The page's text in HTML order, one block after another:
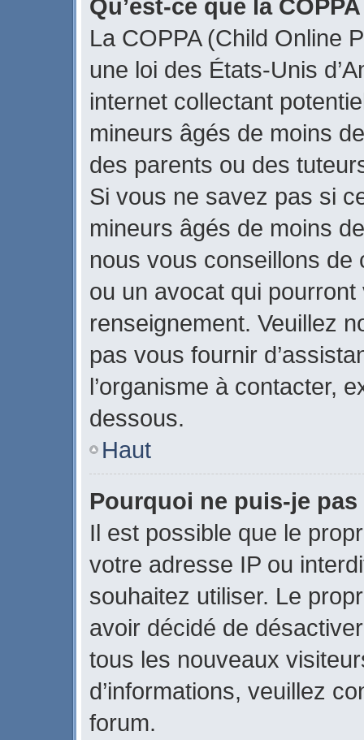
Qu’est-ce que la
La COPPA (Child Online
une loi des États-Unis
internet collectant
mineurs âgés de moins
des parents ou des
Si vous ne savez pas si
mineurs âgés de moins
nous vous conseillons de
ou un avocat qui
renseignement. Veuillez
pas vous fournir
l’organisme à contacter,
dessous.
Haut
Pourquoi ne puis-je pas
Il est possible que le
votre adresse IP ou
souhaitez utiliser. Le
avoir décidé de
tous les nouveaux
d’informations, veuillez
forum.